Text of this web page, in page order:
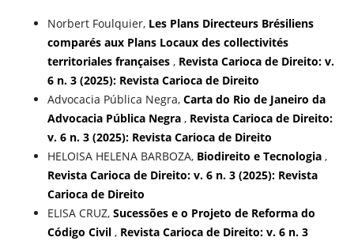
Norbert Foulquier, Les Plans Directeurs Brésiliens
comparés aux Plans Locaux des collectivités
territoriales françaises , Revista Carioca de Direito: v.
6 n. 3 (2025): Revista Carioca de Direito
Advocacia Pública Negra, Carta do Rio de Janeiro da
Advocacia Pública Negra , Revista Carioca de Direito:
v. 6 n. 3 (2025): Revista Carioca de Direito
HELOISA HELENA BARBOZA, Biodireito e Tecnologia ,
Revista Carioca de Direito: v. 6 n. 3 (2025): Revista
Carioca de Direito
ELISA CRUZ, Sucessões e o Projeto de Reforma do
Código Civil , Revista Carioca de Direito: v. 6 n. 3